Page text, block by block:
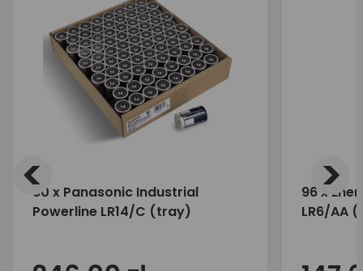
80 x Panasonic Industrial
Powerline LR14/C (tray)
96 x
LR6/AA
< >